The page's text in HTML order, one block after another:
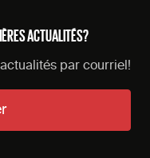
ACTUALITÉS?
par courriel!